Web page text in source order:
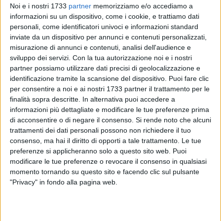
Noi e i nostri 1733 partner memorizziamo e/o accediamo a
informazioni su un dispositivo, come i cookie, e trattiamo dati
personali, come identificatori univoci e informazioni standard
inviate da un dispositivo per annunci e contenuti personalizzati,
misurazione di annunci e contenuti, analisi dell'audience e
sviluppo dei servizi. Con la tua autorizzazione noi e i nostri
partner possiamo utilizzare dati precisi di geolocalizzazione e
identificazione tramite la scansione del dispositivo. Puoi fare clic
per consentire a noi e ai nostri 1733 partner il trattamento per le
finalità sopra descritte. In alternativa puoi accedere a
informazioni più dettagliate e modificare le tue preferenze prima
di acconsentire o di negare il consenso. Si rende noto che alcuni
trattamenti dei dati personali possono non richiedere il tuo
consenso, ma hai il diritto di opporti a tale trattamento. Le tue
preferenze si applicheranno solo a questo sito web. Puoi
modificare le tue preferenze o revocare il consenso in qualsiasi
momento tornando su questo sito e facendo clic sul pulsante
"Privacy" in fondo alla pagina web.
A cura di
Si giocherà a Santo StefanoPalermo-Bari,match valido per
l'ultima giornata di andata di serie B. Fischio d'inizio alle ore
18.00.
Bari settimo con 24 punti, siciliani dodicesimi tre lunghezze
più sotto.
I confronti complessivi in cadetteria sono 46, con 16 vittorie
palermitane, 16 pareggi e 14 successi biancorossi. In Sicilia
sono 23 le partite sin qui disputate dalle due formazioni, 12
le gare vinte dai rosanero, 10 i pareggi e solo una volta il Bari
è passato al "Barbera": era il 18 maggio 1997 e ad Olivares